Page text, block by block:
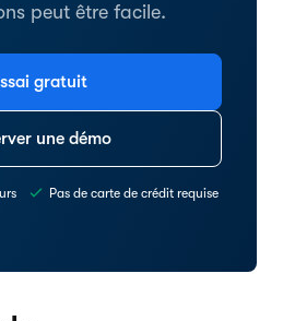
peut être facile.
gratuit
une démo
Pas de carte de crédit requise